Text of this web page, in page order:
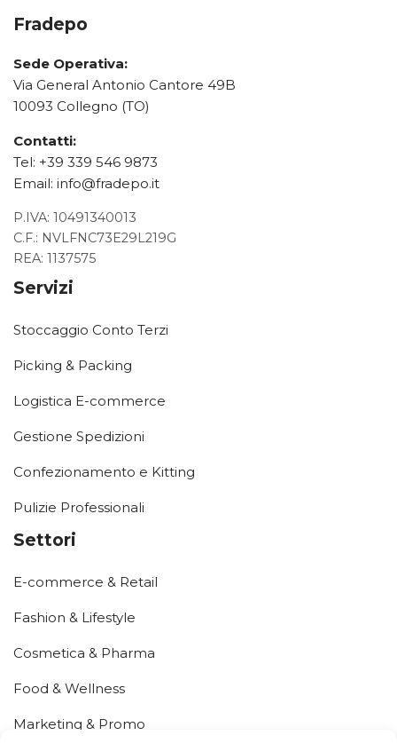
Fradepo
Sede Operativa:
Via General Antonio Cantore 49B
10093 Collegno (TO)
Contatti:
Tel: +39 339 546 9873
Email: info@fradepo.it
P.IVA: 10491340013
C.F.: NVLFNC73E29L219G
REA: 1137575
Servizi
Stoccaggio Conto Terzi
Picking & Packing
Logistica E-commerce
Gestione Spedizioni
Confezionamento e Kitting
Pulizie Professionali
Settori
E-commerce & Retail
Fashion & Lifestyle
Cosmetica & Pharma
Food & Wellness
Marketing & Promo